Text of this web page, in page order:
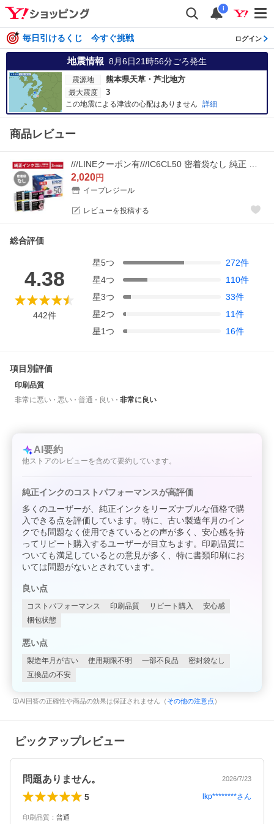
i
毎日引けるくじ 今すぐ挑戦 ログイン
地震情報 8月6日21時56分ごろ発生
震源地 熊本県天草・芦北地方
最大震度 3
この地震による津波の心配はありません 詳細
商品レビュー
2,020円
イープレジール
レビューを投稿する
総合評価
4.38
442件
星5つ 272件
星4つ 110件
星3つ 33件
星2つ 11件
星1つ 16件
項目別評価
印刷品質
非常に悪い
悪い 普通 良い 非常に良い
AI要約
他ストアのレビューを含めて要約しています。
純正インクのコストパフォーマンスが高評価
多くのユーザーが、純正インクをリーズナブルな価格で購
入できる点を評価しています。特に、古い製造年月のイン
クでも問題なく使用できているとの声が多く、安心感を持
ってリピート購入するユーザーが目立ちます。印刷品質に
ついても満足しているとの意見が多く、特に書類印刷にお
いては問題がないとされています。
良い点
コストパフォーマンス 印刷品質 リピート購入
安心感
梱包状態
悪い点
製造年月が古い 使用期限不明 一部不良品
密封袋なし
互換品の不安
AI回答の正確性や商品の効果は保証されません（ その他の注意点 ）
ピックアップレビュー
問題ありません。 2026/7/23
5 lkp********さん
印刷品質 ： 普通